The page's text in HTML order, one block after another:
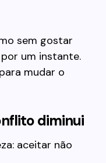
sem gostar
um instante.
mudar o
diminui
aceitar não